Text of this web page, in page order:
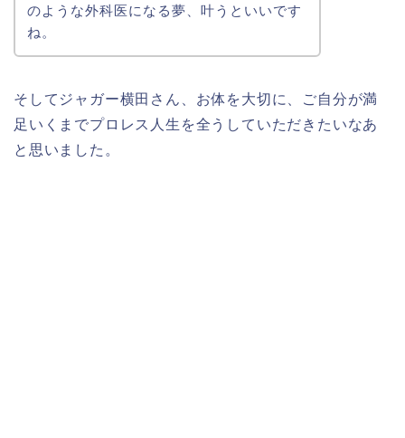
のような外科医になる夢、叶うといいです
ね。
そしてジャガー横田さん、お体を大切に、ご自分が満
足いくまでプロレス人生を全うしていただきたいなあ
と思いました。